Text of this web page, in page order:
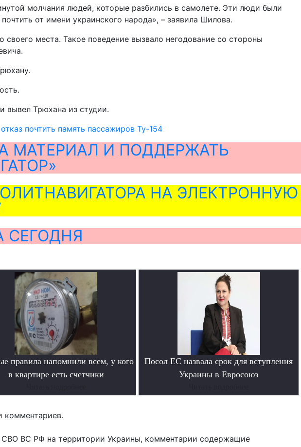
молчания людей, которые разбились в самолете. Эти люди были
от имени украинского народа», – заявила Шилова.
места. Такое поведение вызвало негодование со стороны
Трюхана из студии.
почтить память пассажиров Ту-154
МАТЕРИАЛ И ПОДДЕРЖАТЬ
НА ЭЛЕКТРОННУЮ
СЕГОДНЯ
правила напомнили всем, у кого
в квартире есть счетчики
Посол ЕС назвала срок для вступления
Украины в Евросоюз
комментариев.
СВО ВС РФ на территории Украины, комментарии содержащие